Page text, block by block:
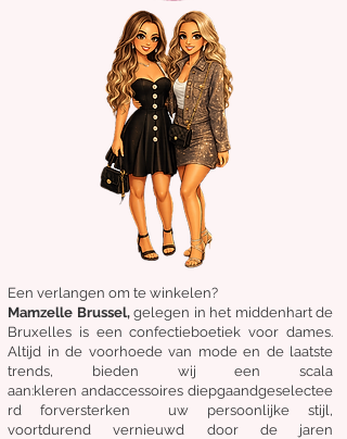
Een verlangen om te winkelen?
Mamzelle Brussel, gelegen in het middenhartde
Bruxelles is een confectieboetiek voor dames.
Altijd in de voorhoede van mode en de laatste
trends, bieden wij een scala
aan:kleren andaccessoires diepgaandgeselectee
rd forversterken uw persoonlijke stijl,
voortdurend vernieuwd door de jaren